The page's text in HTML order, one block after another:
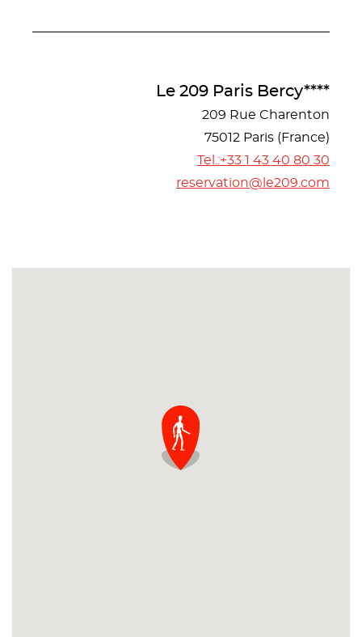
Le 209 Paris Bercy****
209 Rue Charenton
75012 Paris (France)
Tel.:+33 1 43 40 80 30
reservation@le209.com